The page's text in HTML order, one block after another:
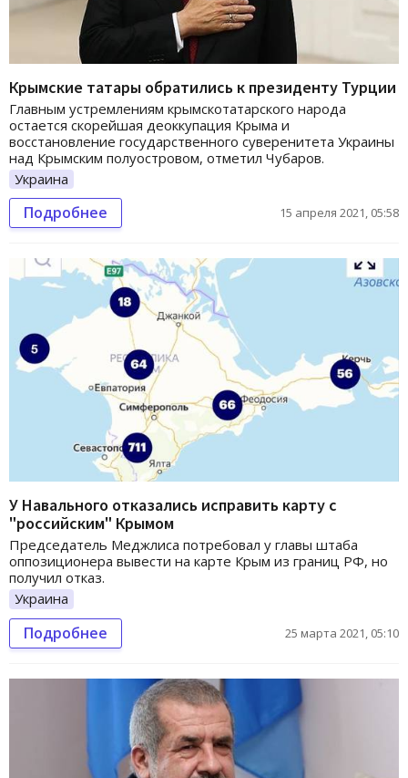
Крымские татары обратились к президенту Турции
Главным устремлениям крымскотатарского народа
остается скорейшая деоккупация Крыма и
восстановление государственного суверенитета Украины
над Крымским полуостровом, отметил Чубаров.
Украина
Подробнее 15 апреля 2021, 05:58
У Навального отказались исправить карту с
"российским" Крымом
Председатель Меджлиса потребовал у главы штаба
оппозиционера вывести на карте Крым из границ РФ, но
получил отказ.
Украина
Подробнее 25 марта 2021, 05:10